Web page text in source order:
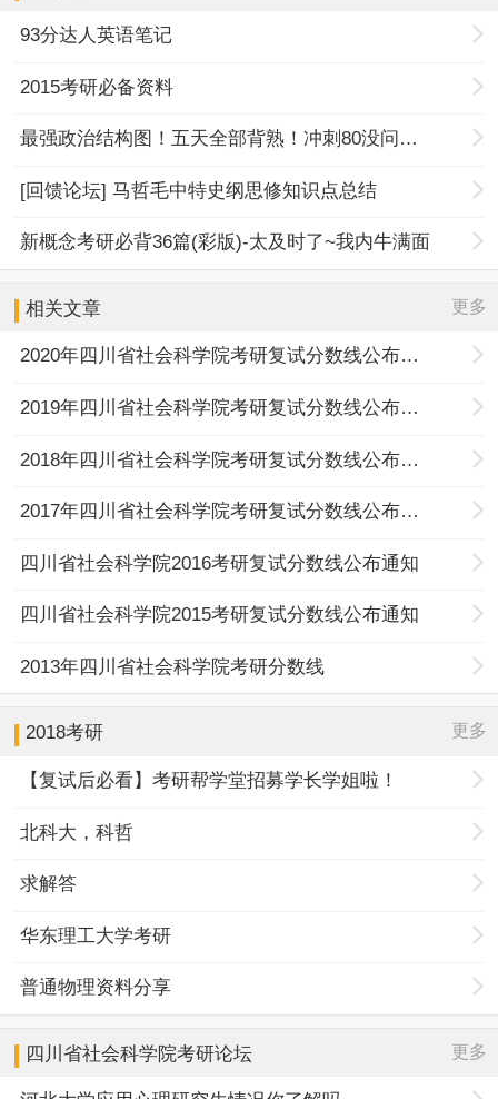
93分达人英语笔记
2015考研必备资料
最强政治结构图！五天全部背熟！冲刺80没问题！
[回馈论坛] 马哲毛中特史纲思修知识点总结
新概念考研必背36篇(彩版)-太及时了~我内牛满面
相关文章 更多
2020年四川省社会科学院考研复试分数线公布通知
2019年四川省社会科学院考研复试分数线公布通知
2018年四川省社会科学院考研复试分数线公布通知
2017年四川省社会科学院考研复试分数线公布通知
四川省社会科学院2016考研复试分数线公布通知
四川省社会科学院2015考研复试分数线公布通知
2013年四川省社会科学院考研分数线
2018考研 更多
【复试后必看】考研帮学堂招募学长学姐啦！
北科大，科哲
求解答
华东理工大学考研
普通物理资料分享
四川省社会科学院考研论坛 更多